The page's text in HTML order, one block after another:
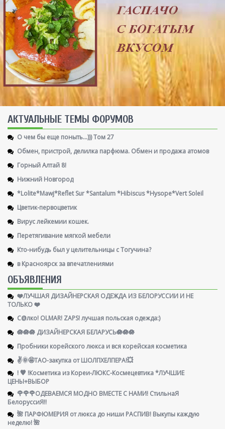
AКТУАЛЬНЫЕ ТЕМЫ ФОРУМОВ
О чем бы еще поныть...))) Том 27
Обмен, пристрой, делилка парфюма. Обмен и продажа атомов
Горный Алтай 8!
Нижний Новгород
*Lolite*Mawj*Reflet Sur *Santalum *Hibiscus *Hysope*Vert Soleil
Цветик-первоцветик
Вирус лейкемии кошек.
Перетягивание мягкой мебели
Кто-нибудь был у целительницы с Тогучина?
в Красноярск за впечатлениями
ОБЪЯВЛЕНИЯ
❤️ЛУЧШАЯ ДИЗАЙНЕРСКАЯ ОДЕЖДА ИЗ БЕЛОРУССИИ И НЕ
ТОЛЬКО ❤️
С@лко! OLMAR! ZAPS! лучшая польская одежда:)
🪷🪷🪷 ДИЗАЙНЕРСКАЯ БЕЛАРУСЬ🪷🪷🪷
Пробники корейского люкса и вся корейская косметика
✌️🌞🤩ТАО-закупка от ШОЛПХЕЛПЕРА!💥
! 🧡 !Косметика из Кореи-ЛЮКС-Космецевтика *ЛУЧШИЕ
ЦЕНЫ+ВЫБОР
🌹🌹🌹ОДЕВАЕМСЯ МОДНО ВМЕСТЕ С НАМИ! СтильнаЯ
БелоруссиЯ‼
🌺 ПАРФЮМЕРИЯ от люкса до ниши РАСПИВ! Выкупы каждую
неделю! 🌺